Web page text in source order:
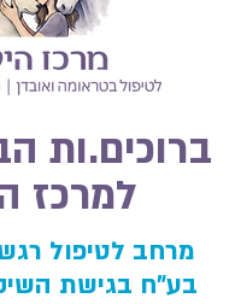
ברוכים.ות
למרכז
מרחב לטיפול
בע"ח בגישת